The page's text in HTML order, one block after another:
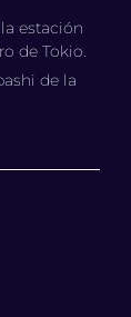
estación
de Tokio.
de la